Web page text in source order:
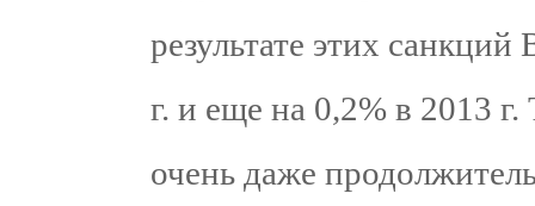
результате этих
г. и еще на 0,2% в 2013
очень даже